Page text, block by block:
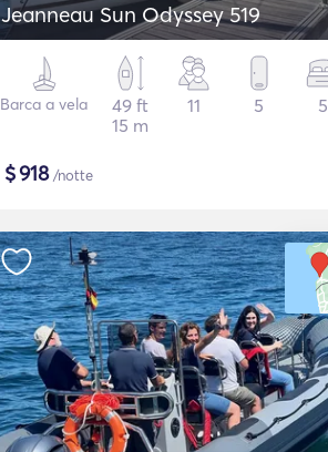
Jeanneau Sun Odyssey 519
Barca a vela
49 ft
15 m
11 5 5
$918/notte